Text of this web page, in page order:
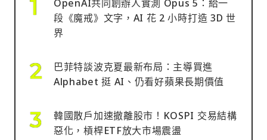
OpenAI共同創辦人實測 Opus 5：給一
段《魔戒》文字，AI 花 2 小時打造 3D 世
界
巴菲特談波克夏最新布局：主導買進
Alphabet 挺 AI、仍看好蘋果長期價值
韓國散戶加速撤離股市！KOSPI 交易結構
惡化，槓桿ETF放大市場震盪